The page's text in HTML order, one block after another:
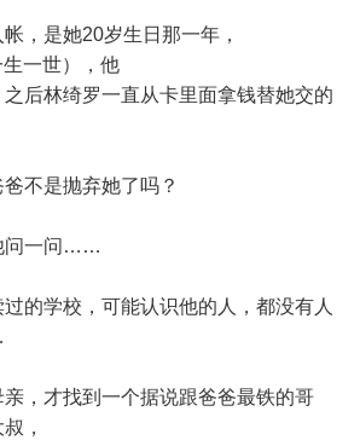
是她20岁生日那一年，
一世），他
后林绮罗一直从卡里面拿钱替她交的
是抛弃她了吗？
一问……
学校，可能认识他的人，都没有人
才找到一个据说跟爸爸最铁的哥
，